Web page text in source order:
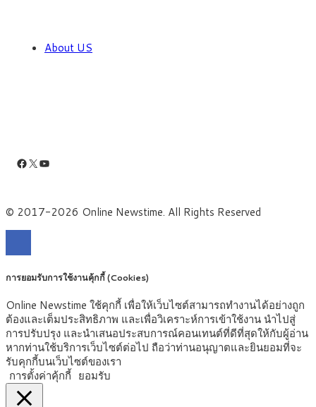
About US
Facebook
X YouTube
© 2017-2026 Online Newstime. All Rights Reserved
การยอมรับการใช้งานคุ้กกี้ (Cookies)
Online Newstime ใช้คุกกี้ เพื่อให้เว็บไซต์สามารถทำงานได้อย่างถูก
ต้องและเต็มประสิทธิภาพ และเพื่อวิเคราะห์การเข้าใช้งาน นำไปสู่
การปรับปรุง และนำเสนอประสบการณ์คอนเทนต์ที่ดีที่สุดให้กับผู้อ่าน
หากท่านใช้บริการเว็บไซต์ต่อไป ถือว่าท่านอนุญาตและยินยอมที่จะ
รับคุกกี้บนเว็บไซต์ของเรา
การตั้งค่าคุ้กกี้ ยอมรับ